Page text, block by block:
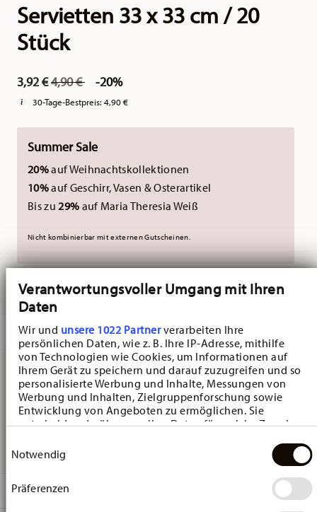
Verantwortungsvoller Umgang mit Ihren
Daten
Wir und unsere 1022 Partnerverarbeiten Ihre
persönlichen Daten, wie z. B. Ihre IP-Adresse, mithilfe
von Technologien wie Cookies, um Informationen auf
Ihrem Gerät zu speichern und darauf zuzugreifen und so
personalisierte Werbung und Inhalte, Messungen von
Werbung und Inhalten, Zielgruppenforschung sowie
Entwicklung von Angeboten zu ermöglichen. Sie
entscheiden darüber, wer Ihre Daten für welche Zwecke
Cookie-Erklärung oder durch Klicken auf das Privacy
Trigger Symbol ändern oder widerrufen
Wenn Sie es erlauben, würden wir auch gerne:
Notwendig
Präferenzen
Servietten 33 x 33 cm / 20
Stück
3,92 €Price reduced from
4,90 €to -20%
30-Tage-Bestpreis:4,90 €
Summer Sale
20%auf Weihnachtskollektionen
10%auf Geschirr, Vasen & Osterartikel
Bis zu29% auf Maria Theresia Weiß
Nicht kombinierbar mit externen Gutscheinen.
GELIEFERT IN 3-5 WERKTAGEN
BESCHREIBUNG
Hutschenreuther Christmas Love Christmas Love
Servietten - Quadratisch - Ø 23,3 cm - h 2,5 cm, Porzellan
DETAILS